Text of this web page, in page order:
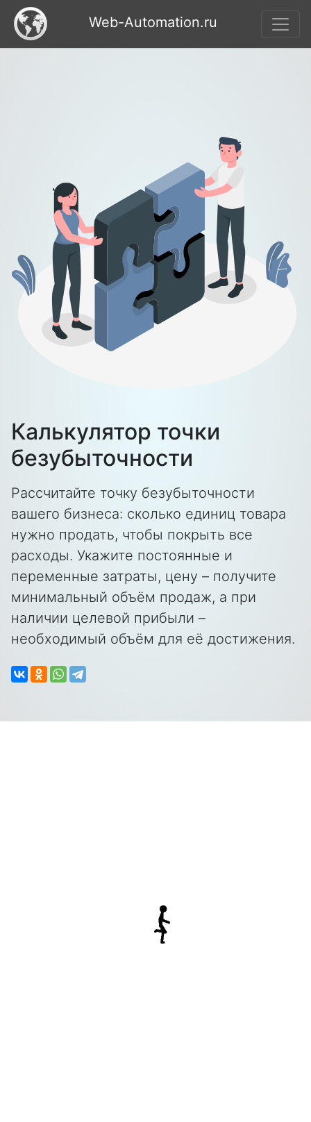
Web-Automation.ru
Калькулятор точки
безубыточности
Рассчитайте точку безубыточности
вашего бизнеса: сколько единиц товара
нужно продать, чтобы покрыть все
расходы. Укажите постоянные и
переменные затраты, цену – получите
минимальный объём продаж, а при
наличии целевой прибыли –
необходимый объём для её достижения.